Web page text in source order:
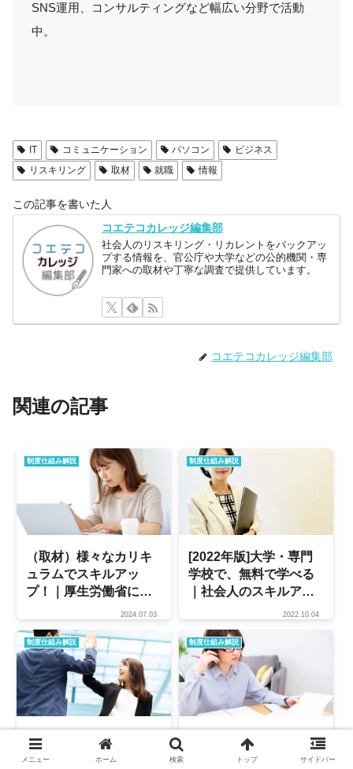
SNS運用、コンサルティングなど幅広い分野で活動
中。
IT コミュニケーション パソコン
ビジネス
リスキリング
取材 就職 情報
この記事を書いた人
コエテコカレッジ編集部
社会人のリスキリング・リカレントをバックアッ
プする情報を、官公庁や大学などの公的機関・専
門家への取材や丁寧な調査で提供しています。
コエテコカレッジ編集部
関連の記事
制度仕組み解説
（取材）様々なカリキ
ュラムでスキルアッ
プ！｜厚生労働省によ
る非正規雇用・求職者
職支援の取り組み
2024.07.03
制度仕組み解説
[2022年版]大学・専門
学校で、無料で学べる
｜社会人のスキルアッ
プ・プログラムに注2022.10.04
制度仕組み解説
（取材）中小企業人材
のスキルアップ＆キャ
制度仕組み解説
公務員試験の数的処理
ができない！苦手を克
メニュー ホーム 検索 トップ サイドバー